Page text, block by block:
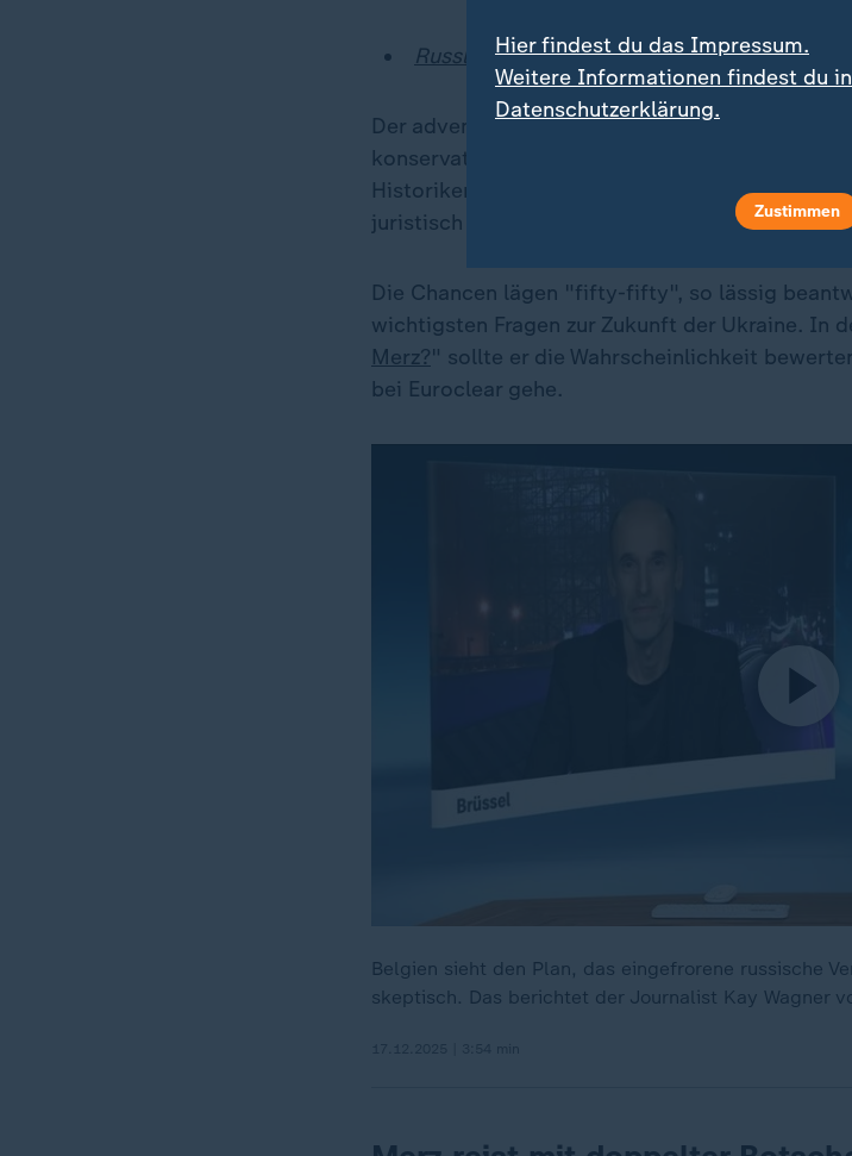
Russlands Geld für Ukraine-Waffen?
Der adventliche Abend war lang, das
konservativen Flamen für einen klugen Mann.
Historiker. Nach dem Abendessen wurde der
juristisch nichts zu fürchten habe. Doch die
Die Chancen lägen "fifty-fifty", so lässig
wichtigsten Fragen zur Zukunft der Ukraine. In
Merz?" sollte er die Wahrscheinlichkeit
bei Euroclear gehe.
Belgien sieht den Plan, das eingefrorene russische
skeptisch. Das berichtet der Journalist Kay Wagner
Hier findest du das Impressum.
Weitere Informationen findest du
Datenschutzerklärung.
Zustimmen